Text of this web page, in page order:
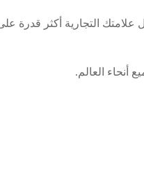
علامتك التجارية أكثر قدرة
العالم.